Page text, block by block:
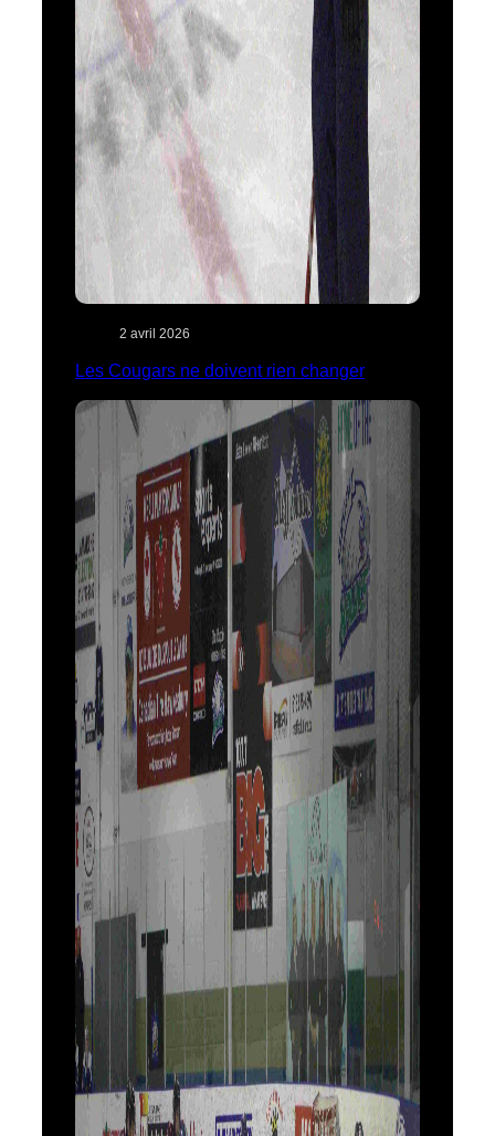
2 avril 2026
Les Cougars ne doivent rien changer